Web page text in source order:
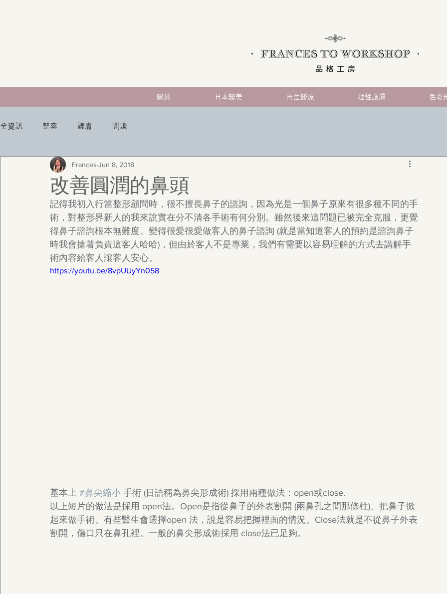
關於 日本醫美 再生醫療 理性護膚 色彩
全資訊 整容 護膚 閒談
改善圓潤的鼻頭
Frances Jun 8, 2018
記得我初入行當整形顧問時，很不擅長鼻子的諮詢，因為光是一個鼻子原來有很多種不同的手
術，對整形界新人的我來說實在分不清各手術有何分別。雖然後來這問題已被完全克服，更覺
得鼻子諮詢根本無難度、變得很愛很愛做客人的鼻子諮詢 (就是當知道客人的預約是諮詢鼻子
時我會搶著負責這客人哈哈)，但由於客人不是專業，我們有需要以容易理解的方式去講解手
術內容給客人讓客人安心。
https://youtu.be/8vpUUyYn058
基本上 #鼻尖縮小 手術 (日語稱為鼻尖形成術) 採用兩種做法：open或close.
以上短片的做法是採用 open法。Open是指從鼻子的外表割開 (兩鼻孔之間那條柱)、把鼻子掀
起來做手術。有些醫生會選擇open 法，說是容易把握裡面的情況。Close法就是不從鼻子外表
割開，傷口只在鼻孔裡。一般的鼻尖形成術採用 close法已足夠。